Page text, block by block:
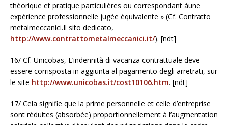
théorique et pratique particulières ou correspondant àune
expérience professionnelle jugée équivalente » (Cf. Contratto
metalmeccanici.Il sito dedicato,
http://www.contrattometalmeccanici.it/). [ndt]
16/ Cf. Unicobas, L’indennità di vacanza contrattuale deve
essere corrisposta in aggiunta al pagamento degli arretrati, sur
le site http://www.unicobas.it/cost10106.htm. [ndt]
17/ Cela signifie que la prime personnelle et celle d’entreprise
sont réduites (absorbée) proportionnellement à l’augmentation